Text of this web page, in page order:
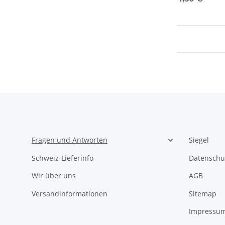
Fragen und Antworten
Schweiz-Lieferinfo
Wir über uns
Versandinformationen
Siegel
AGB
Sitemap